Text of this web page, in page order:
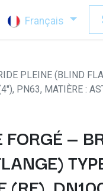
Français
PLEINE (BLIND
PN63, MATIÈRE :
—